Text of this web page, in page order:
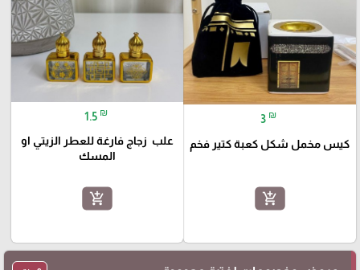
3 ₪
كيس مخمل شكل كعبة كتير فخم
add_shopping_cart
1.5 ₪
علب ‎ زجاج فارغة للعطر الزيتي او
المسك
add_shopping_cart